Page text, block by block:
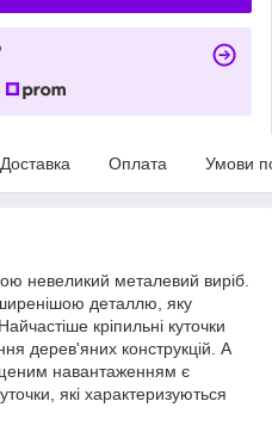
Доставка Оплата Умови
невеликий металевий виріб.
деталлю, яку
кріпильні куточки
дерев'яних конструкцій. А
навантаженням є
які характеризуються